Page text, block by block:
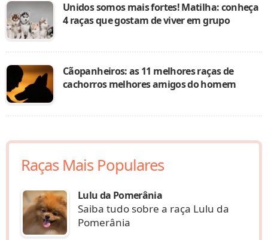
Unidos somos mais fortes! Matilha: conheça
4 raças que gostam de viver em grupo
Cãopanheiros: as 11 melhores raças de
cachorros melhores amigos do homem
Raças Mais Populares
Lulu da Pomerânia
Saiba tudo sobre a raça Lulu da
Pomerânia